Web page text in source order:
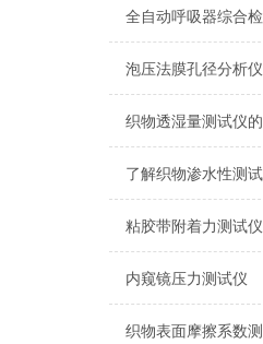
泡压法膜孔径分析仪
粘胶带附着力测试仪
内窥镜压力测试仪